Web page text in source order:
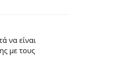
να είναι
με τους